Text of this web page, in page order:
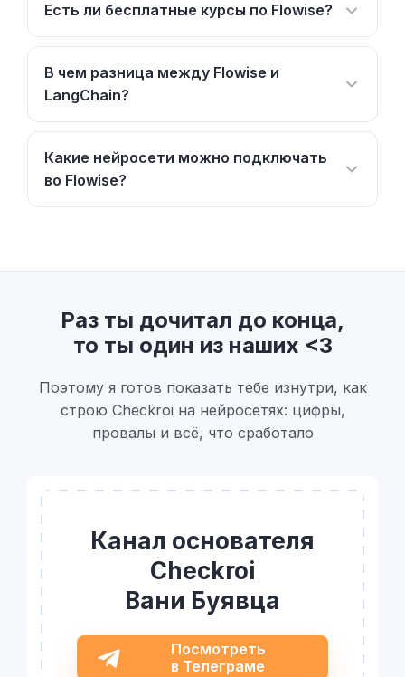
Есть ли бесплатные курсы по Flowise?
В чем разница между Flowise и
LangChain?
Какие нейросети можно подключать
во Flowise?
Раз ты дочитал до конца,
то ты один из наших <3
Поэтому я готов показать тебе изнутри, как
строю Checkroi на нейросетях: цифры,
провалы и всё, что сработало
Канал основателя
Checkroi
Вани Буявца
Посмотреть
в Телеграме